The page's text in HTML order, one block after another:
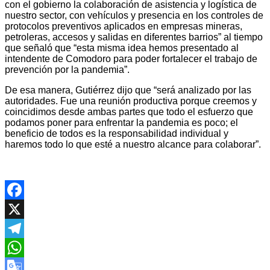
con el gobierno la colaboración de asistencia y logística de
nuestro sector, con vehículos y presencia en los controles de
protocolos preventivos aplicados en empresas mineras,
petroleras, accesos y salidas en diferentes barrios” al tiempo
que señaló que “esta misma idea hemos presentado al
intendente de Comodoro para poder fortalecer el trabajo de
prevención por la pandemia”.
De esa manera, Gutiérrez dijo que “será analizado por las
autoridades. Fue una reunión productiva porque creemos y
coincidimos desde ambas partes que todo el esfuerzo que
podamos poner para enfrentar la pandemia es poco; el
beneficio de todos es la responsabilidad individual y
haremos todo lo que esté a nuestro alcance para colaborar”.
Facebook
X
Telegram
WhatsApp